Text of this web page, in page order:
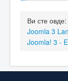
Ви сте овде:
Joomla 3
Joomla! 3 -